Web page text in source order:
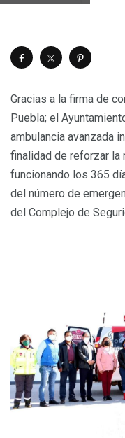
Gracias a la firma de
Puebla; el
ambulancia avanzada
finalidad de reforzar la
funcionando los 365
del número de
del Complejo de